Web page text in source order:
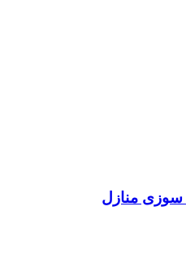
منازل